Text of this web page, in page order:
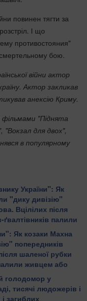
повинен тягти за
І що
противостояния"
бою.
війни актор
Актор закликав
анексію Криму.
фільмами "Піднята
"Вокзал для двох",
в популярному
України": Як
"дику дивізію"
Вцілілих після
ґвалтівників палили
на дрібні
Як козаки Махна
попередників
шаленої рубки
живцем або
шматки
голодомор у
тисячі людожерів і
загиблих